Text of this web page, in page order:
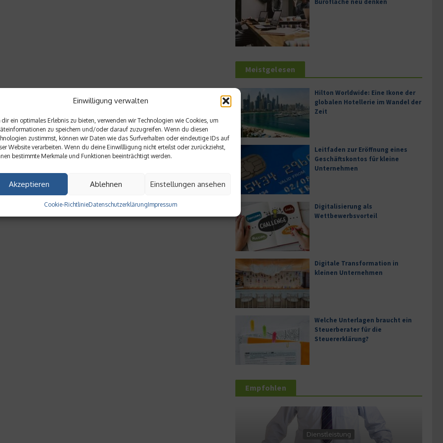
Einwilligung verwalten
dir ein optimales Erlebnis zu bieten, verwenden wir Technologien wie Cookies, um
zu speichern und/oder darauf zuzugreifen. Wenn du diesen
zustimmst, können wir Daten wie das Surfverhalten oder eindeutige IDs auf
Website verarbeiten. Wenn du deine Einwillligung nicht erteilst oder zurückziehst,
bestimmte Merkmale und Funktionen beeinträchtigt werden.
Akzeptieren Ablehnen Einstellungen ansehen
Cookie-RichtlinieDatenschutzerklärungImpressum
Bürofläche neu denken
Meistgelesen
Hilton Worldwide: Eine Ikone der
globalen Hotellerie im Wandel der
Zeit
Leitfaden zur Eröffnung eines
Geschäftskontos für kleine
Unternehmen
Digitalisierung als
Wettbewerbsvorteil
Digitale Transformation in
kleinen Unternehmen
Welche Unterlagen braucht ein
Steuerberater für die
Steuererklärung?
Empfohlen